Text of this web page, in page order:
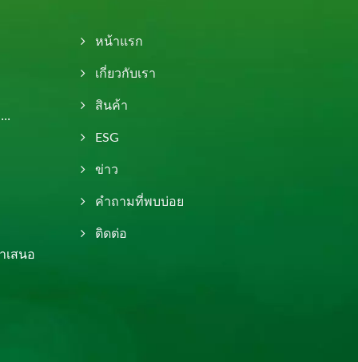
เสนอ
หน้าแรก
เกี่ยวกับเรา
สินค้า
ESG
ข่าว
คำถามที่พบบ่อย
ติดต่อ